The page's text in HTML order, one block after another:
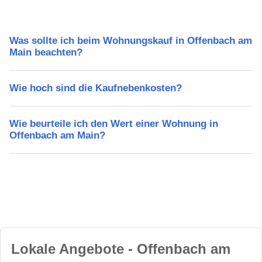
Was sollte ich beim Wohnungskauf in Offenbach am
Main beachten?
Wie hoch sind die Kaufnebenkosten?
Wie beurteile ich den Wert einer Wohnung in
Offenbach am Main?
Lokale Angebote - Offenbach am